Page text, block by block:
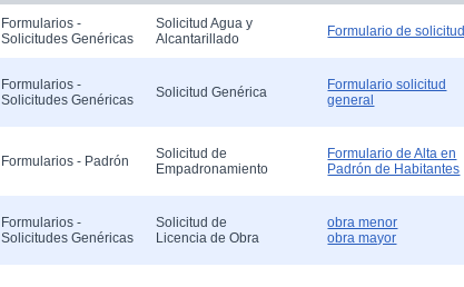
Formularios -
Solicitudes Genéricas
Solicitud Agua y
Alcantarillado
Formulario de solicitud
Formularios -
Solicitudes Genéricas
Solicitud Genérica
Formulario solicitud
general
Formularios - Padrón
Solicitud de
Empadronamiento
Formulario de Alta en
Padrón de Habitantes
Formularios -
Solicitudes Genéricas
Solicitud de
Licencia de Obra
obra menor
obra mayor